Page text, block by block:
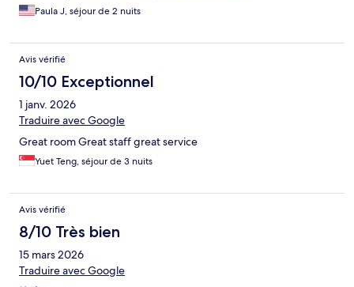
Paula J, séjour de 2 nuits
Avis vérifié
10/10 Exceptionnel
1 janv. 2026
Traduire avec Google
Great room Great staff great service
Yuet Teng, séjour de 3 nuits
Avis vérifié
8/10 Très bien
15 mars 2026
Traduire avec Google